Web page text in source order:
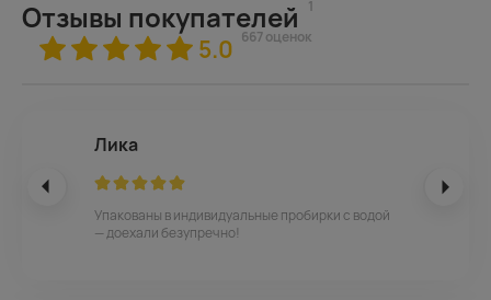
Отзывы покупателей 1
5.0 667 оценок
Лика
Упакованы в индивидуальные пробирки с водой
— доехали безупречно!